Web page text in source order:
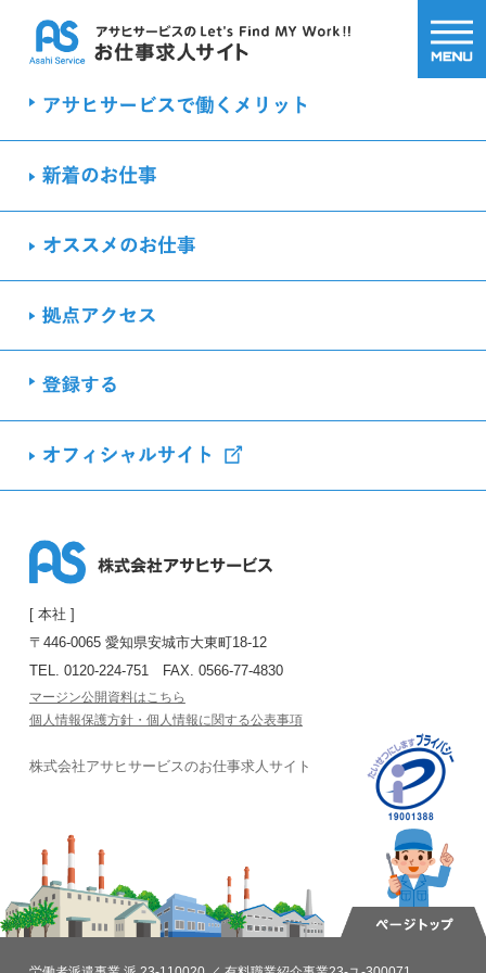
[ 本社 ]
〒446-0065 愛知県安城市大東町18-12
TEL. 0120-224-751FAX. 0566-77-4830
マージン公開資料はこちら
個人情報保護方針・個人情報に関する公表事項
株式会社アサヒサービスのお仕事求人サイト